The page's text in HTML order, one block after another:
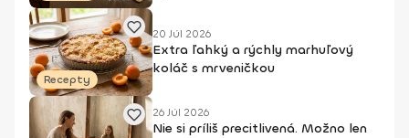
Recepty
20 Júl 2026
Extra ľahký a rýchly marhuľový
koláč s mrveničkou
26 Júl 2026
Nie si príliš precitlivená. Možno len